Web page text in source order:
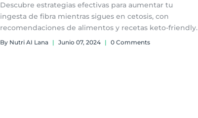
Descubre estrategias efectivas para aumentar tu
ingesta de fibra mientras sigues en cetosis, con
recomendaciones de alimentos y recetas keto-friendly.
By Nutri AI Lana | Junio 07, 2024 | 0 Comments